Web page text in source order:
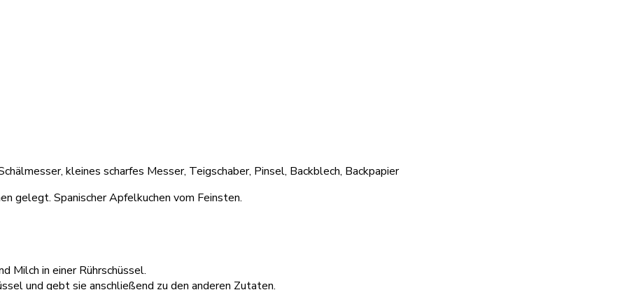
kleines scharfes Messer, Teigschaber, Pinsel, Backblech, Backpapier
Milch in einer Rührschüssel.
und gebt sie anschließend zu den anderen Zutaten.